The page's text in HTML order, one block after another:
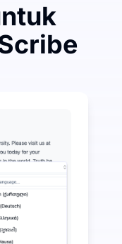
transkripsi
Audio-ke-Teks
ringkasan, peta